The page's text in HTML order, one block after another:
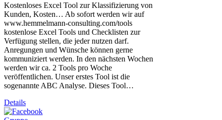
Kostenloses Excel Tool zur Klassifizierung von
Kunden, Kosten… Ab sofort werden wir auf
www.hemmelmann-consulting.com/tools
kostenlose Excel Tools und Checklisten zur
Verfügung stellen, die jeder nutzen darf.
Anregungen und Wünsche können gerne
kommuniziert werden. In den nächsten Wochen
werden wir ca. 2 Tools pro Woche
veröffentlichen. Unser erstes Tool ist die
sogenannte ABC Analyse. Dieses Tool…
Details